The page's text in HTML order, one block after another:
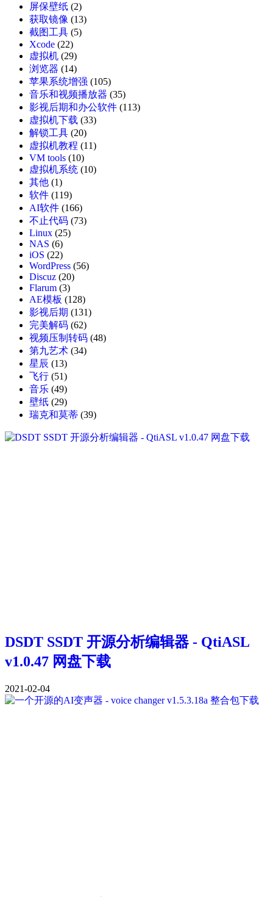
屏保壁纸 (2)
获取镜像 (13)
截图工具 (5)
Xcode (22)
虚拟机 (29)
浏览器 (14)
苹果系统增强 (105)
音乐和视频播放器 (35)
影视后期和办公软件 (113)
虚拟机下载 (33)
解锁工具 (20)
虚拟机教程 (11)
VM tools (10)
虚拟机系统 (10)
其他 (1)
软件 (119)
AI软件 (166)
不止代码 (73)
Linux (25)
NAS (6)
iOS (22)
WordPress (56)
Discuz (20)
Flarum (3)
AE模板 (128)
影视后期 (131)
完美解码 (62)
视频压制转码 (48)
第九艺术 (34)
星辰 (13)
飞行 (51)
音乐 (49)
壁纸 (29)
瑞克和莫蒂 (39)
DSDT SSDT 开源分析编辑器 - QtiASL
v1.0.47 网盘下载
2021-02-04